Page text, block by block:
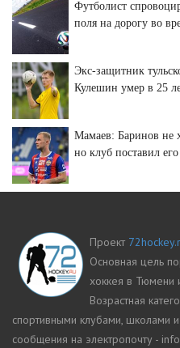
Футболист
поля на дорогу во
Экс-защитник
Кулешин умер в 25
Мамаев: Баринов не
но клуб поставил
Проект
Основная цель
хоккея в Тюмени
Возрастная
спортивными клубами, школами
сообщения на электропочту -